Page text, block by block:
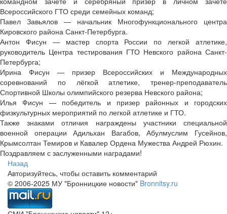
Всероссийского ГТО среди семейных команд;
Павел Завьялов — начальник Многофункционального центра
Кировского района Санкт-Петербурга.
Антон Фисун — мастер спорта России по легкой атлетике,
руководитель Центра тестирования ГТО Невского района Санкт-
Петербурга;
Ирина Фисун — призер Всероссийских и Международных
соревнований по лёгкой атлетике, тренер-преподаватель
Спортивной Школы олимпийского резерва Невского района;
Илья Фисун — победитель и призер районных и городских
физкультурных мероприятий по легкой атлетике и ГТО.
Также знаками отличия награждены участники специальной
военной операции Адильхан Вагабов, Абулмуслим Гусейнов,
Крымсолтан Темиров и Кавалер Ордена Мужества Андрей Рюхин.
Поздравляем с заслуженными наградами!
Назад
Авторизуйтесь, чтобы оставить комментарий
© 2006-2025 МУ "Бронницкие новости" Bronnitsy.ru